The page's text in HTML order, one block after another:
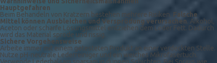
Hauptgefahren
Beim Behandeln von Kratzern bestehen mehrere Risiken.
Falsche
Mittel können Ausbleichen und Versprödung verursachen. Alkohol,
Aceton oder scharfe Lösungsmittel entziehen dem Leder Fett. Dadurch
wird das Material spröde und rissig.
Sichere Vorgehensweise
Arbeite immer mit einem getesteten Produkt an einer verdeckten Stelle.
Nutze pH-neutrale Lederreiniger und ein weiches Mikrofasertuch.